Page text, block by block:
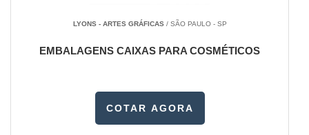
LYONS - ARTES GRÁFICAS/ SÃO PAULO - SP
EMBALAGENS CAIXAS PARA COSMÉTICOS
COTAR AGORA